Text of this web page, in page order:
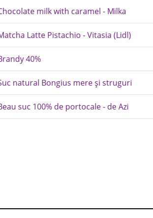
milk with caramel - Milka
Latte Pistachio - Vitasia (Lidl)
40%
natural Bongius mere și struguri
suc 100% de portocale - de Azi